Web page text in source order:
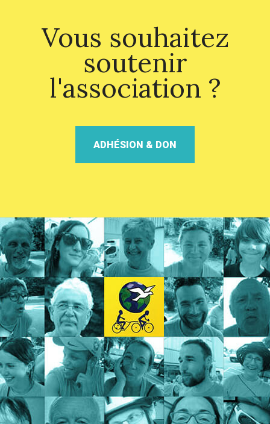
Vous souhaitez
soutenir
l'association ?
ADHÉSION & DON